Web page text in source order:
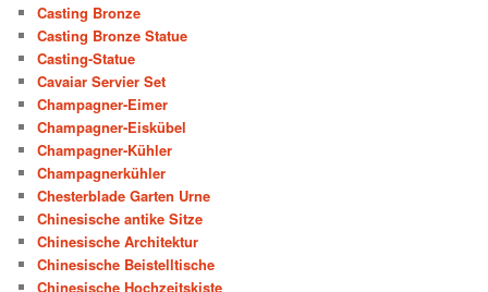
Casting Bronze
Casting Bronze Statue
Casting-Statue
Cavaiar Servier Set
Champagner-Eimer
Champagner-Eiskübel
Champagner-Kühler
Champagnerkühler
Chesterblade Garten Urne
Chinesische antike Sitze
Chinesische Architektur
Chinesische Beistelltische
Chinesische Hochzeitskiste